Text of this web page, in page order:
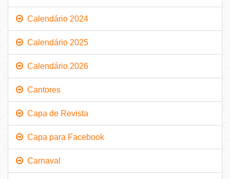
Calendário 2024
Calendário 2025
Calendário 2026
Cantores
Capa de Revista
Capa para Facebook
Carnaval